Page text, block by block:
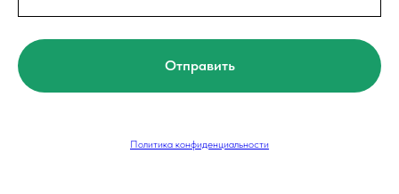
Отправить
Политика конфиденциальности